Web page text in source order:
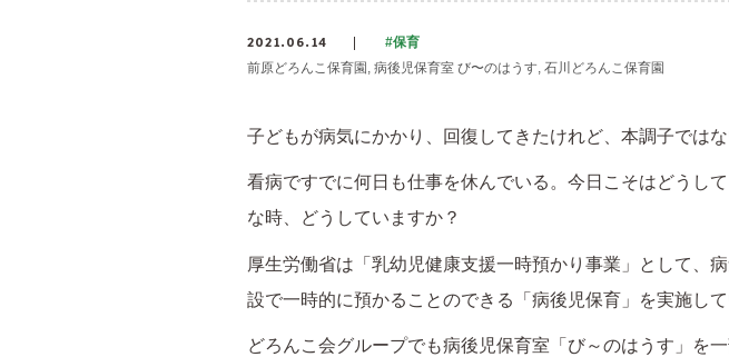
2021.06.14
#保育
前原どろんこ保育園 病後児保育室 び〜のはうす 石川どろんこ保育園
子どもが病気にかかり、回復してきたけれど、本調子ではな
看病ですでに何日も仕事を休んでいる。今日こそはどう
な時、どうしていますか？
厚生労働省は「乳幼児健康支援一時預かり事業」として、
設で一時的に預かることのできる「病後児保育」を実施して
どろんこ会グループでも病後児保育室「び～のはうす」を